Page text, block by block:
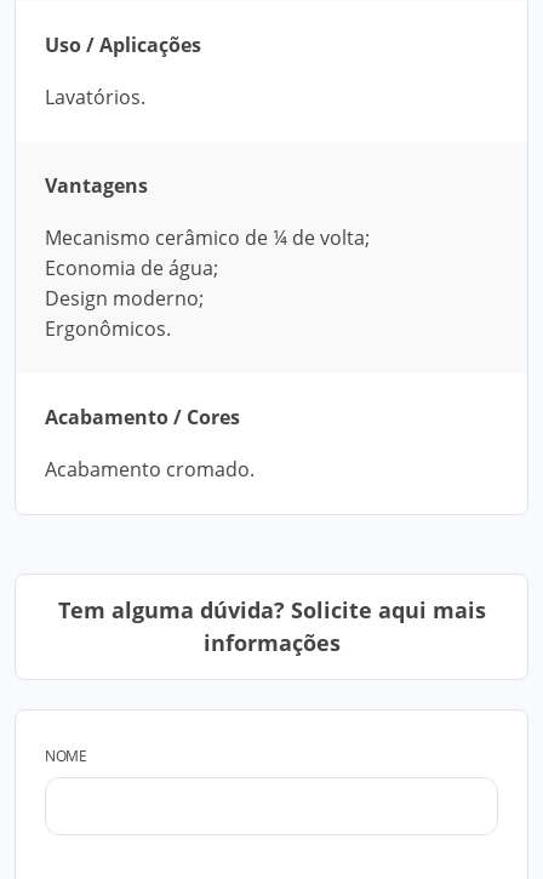
Uso / Aplicações
Lavatórios.
Vantagens
Mecanismo cerâmico de ¼ de volta;
Economia de água;
Design moderno;
Ergonômicos.
Acabamento / Cores
Acabamento cromado.
Tem alguma dúvida? Solicite aqui mais
informações
NOME